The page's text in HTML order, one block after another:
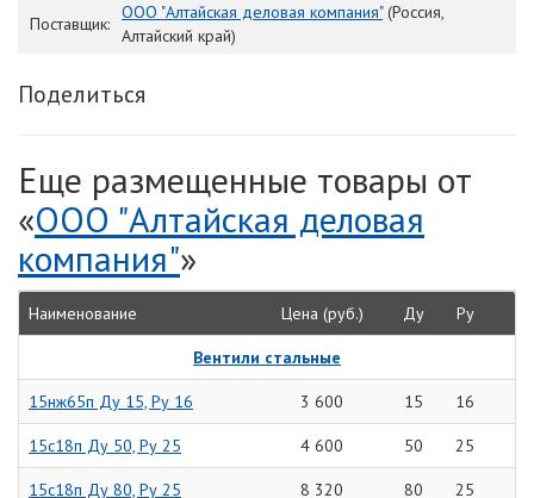
Поставщик:
ООО "Алтайская деловая компания"(Россия,
Алтайский край)
Поделиться
Еще размещенные товары от
«ООО "Алтайская деловая
компания"»
Наименование Цена (руб.) Ду Ру
Вентили стальные
15нж65п Ду 15, Ру 16 3 600 15 16
15с18п Ду 50, Ру 25 4 600 50 25
15с18п Ду 80, Ру 25 8 320 80 25